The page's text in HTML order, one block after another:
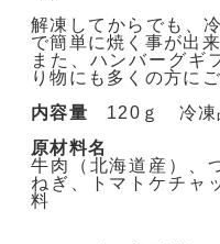
解凍してからでも、
で簡単に焼く事が出来
また、ハンバーグギ
り物にも多くの方に
内容量 120ｇ 冷凍
原材料名
牛肉（北海道産）、
ねぎ、トマトケチャ
料